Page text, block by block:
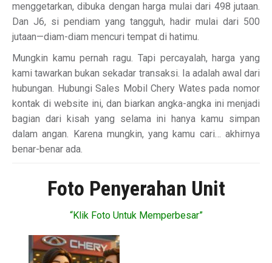
menggetarkan, dibuka dengan harga mulai dari 498 jutaan.
Dan J6, si pendiam yang tangguh, hadir mulai dari 500
jutaan—diam-diam mencuri tempat di hatimu.
Mungkin kamu pernah ragu. Tapi percayalah, harga yang
kami tawarkan bukan sekadar transaksi. Ia adalah awal dari
hubungan. Hubungi Sales Mobil Chery Wates pada nomor
kontak di website ini, dan biarkan angka-angka ini menjadi
bagian dari kisah yang selama ini hanya kamu simpan
dalam angan. Karena mungkin, yang kamu cari… akhirnya
benar-benar ada.
Foto Penyerahan Unit
“Klik Foto Untuk Memperbesar”